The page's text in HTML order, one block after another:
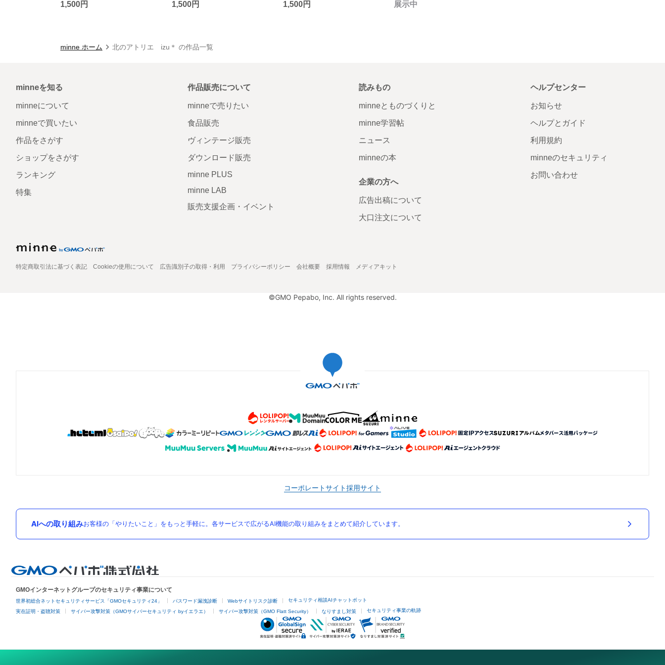
1,500円 1,500円 1,500円 展示中
minne ホーム 北のアトリエ izu＊ の作品一覧
minneを知る
minneについて
minneで買いたい
作品をさがす
ショップをさがす
ランキング
特集
作品販売について
minneで売りたい
食品販売
ヴィンテージ販売
ダウンロード販売
minne PLUS
minne LAB
販売支援企画・イベント
読みもの
minneとものづくりと
minne学習帖
ニュース
minneの本
企業の方へ
広告出稿について
大口注文について
ヘルプセンター
お知らせ
ヘルプとガイド
利用規約
minneのセキュリティ
お問い合わせ
特定商取引法に基づく表記 Cookieの使用について 広告識別子の取得・利用 プライバシーポリシー 会社概要 採用情報 メディアキット
©GMO Pepabo, Inc. All rights reserved.
コーポレートサイト採用サイト
AIへの取り組みお客様の「やりたいこと」をもっと手軽に。各サービスで広がるAI機能の取り組みをまとめて紹介しています。
GMOインターネットグループのセキュリティ事業について
世界初総合ネットセキュリティサービス「GMOセキュリティ24」 パスワード漏洩診断 Webサイトリスク診断 セキュリティ相談AIチャットボット
実在証明・盗聴対策 サイバー攻撃対策（GMOサイバーセキュリティ byイエラエ） サイバー攻撃対策（GMO Flatt Security） なりすまし対策 セキュリティ事業の軌跡